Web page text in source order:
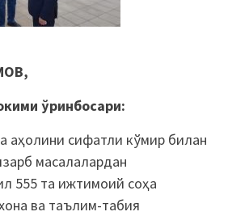
ўринбосари:
аҳолини сифатли кўмир билан
масалалардан
555 та ижтимоий соҳа
ва таълим-табия